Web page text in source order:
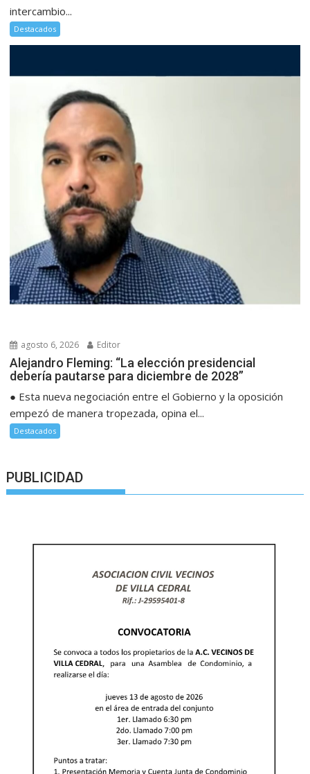
intercambio...
Destacados
agosto 6, 2026 Editor
Alejandro Fleming: “La elección presidencial
debería pautarse para diciembre de 2028”
● Esta nueva negociación entre el Gobierno y la oposición
empezó de manera tropezada, opina el...
Destacados
PUBLICIDAD